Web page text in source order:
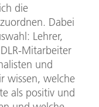
die
Dabei
Lehrer,
Mitarbeiter
und
wissen, welche
als positiv und